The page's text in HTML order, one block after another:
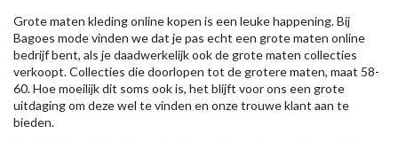
Grote maten kleding online kopen is een leuke happening. Bij
Bagoes mode vinden we dat je pas echt een grote maten online
bedrijf bent, als je daadwerkelijk ook de grote maten collecties
verkoopt. Collecties die doorlopen tot de grotere maten, maat 58-
60. Hoe moeilijk dit soms ook is, het blijft voor ons een grote
uitdaging om deze wel te vinden en onze trouwe klant aan te
bieden.